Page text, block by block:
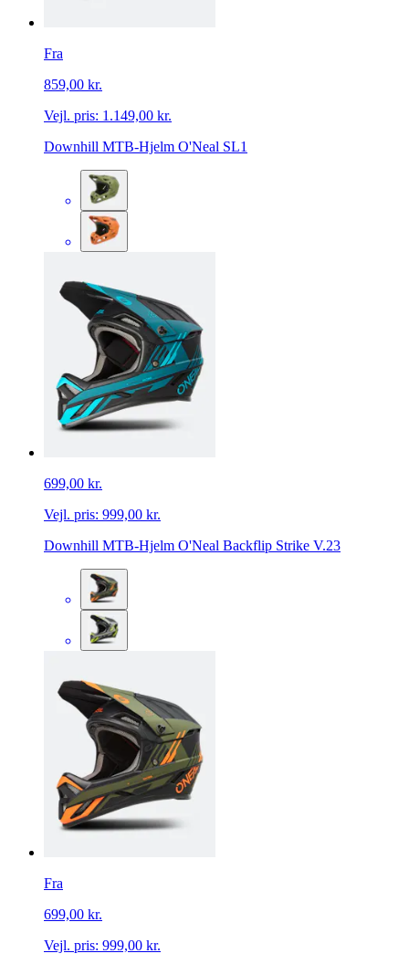
Fra
859,00 kr.
Vejl. pris: 1.149,00 kr.
Downhill MTB-Hjelm O'Neal SL1
699,00 kr.
Vejl. pris: 999,00 kr.
Downhill MTB-Hjelm O'Neal Backflip Strike V.23
Fra
699,00 kr.
Vejl. pris: 999,00 kr.